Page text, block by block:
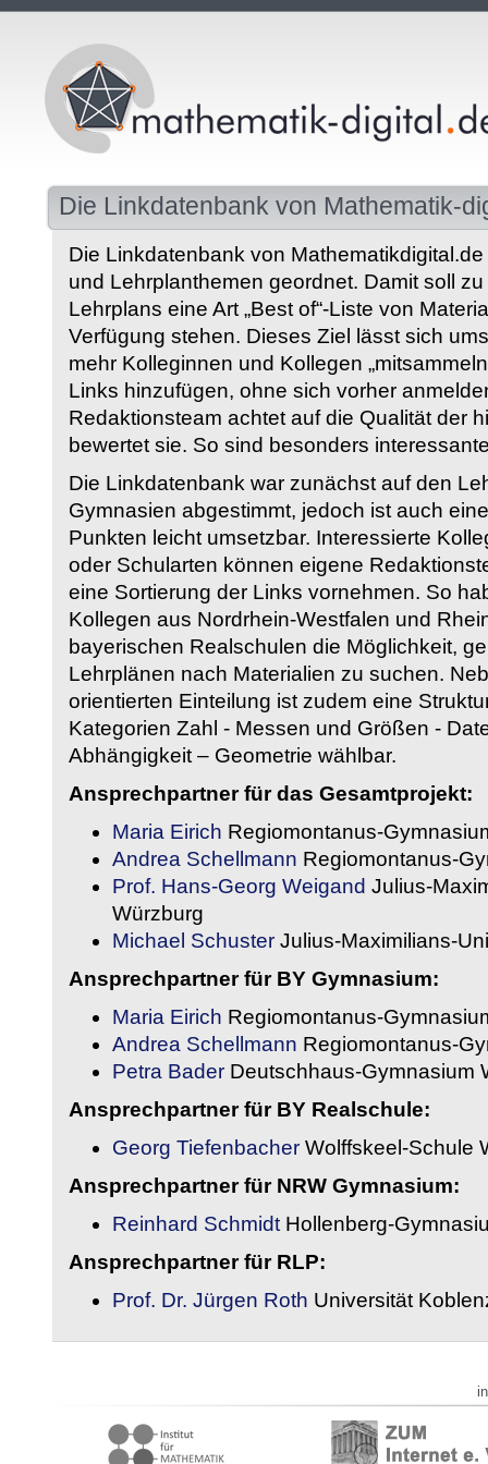
Die Linkdatenbank von Mathematik-
Die Linkdatenbank von
und Lehrplanthemen geordnet. Damit soll
Lehrplans eine Art „Best of“-Liste von
Verfügung stehen. Dieses Ziel lässt sich
mehr Kolleginnen und Kollegen
Links hinzufügen, ohne sich vorher
Redaktionsteam achtet auf die Qualität der
bewertet sie. So sind besonders
Die Linkdatenbank war zunächst auf den
Gymnasien abgestimmt, jedoch ist auch
Punkten leicht umsetzbar. Interessierte
oder Schularten können eigene
eine Sortierung der Links vornehmen. So
Kollegen aus Nordrhein-Westfalen und
bayerischen Realschulen die Möglichkeit,
Lehrplänen nach Materialien zu suchen.
orientierten Einteilung ist zudem eine
Kategorien Zahl - Messen und Größen -
Abhängigkeit – Geometrie wählbar.
Ansprechpartner für das Gesamtprojekt:
Maria Eirich Regiomontanus-
Andrea Schellmann Regiomontanus-
Prof. Hans-Georg Weigand Julius-
Würzburg
Michael Schuster Julius-Maximilians-
Ansprechpartner für BY Gymnasium:
Maria Eirich Regiomontanus-
Andrea Schellmann Regiomontanus-
Petra Bader Deutschhaus-Gymnasium
Ansprechpartner für BY Realschule:
Georg Tiefenbacher Wolffskeel-Schule
Ansprechpartner für NRW Gymnasium:
Reinhard Schmidt Hollenberg-
Ansprechpartner für RLP:
Prof. Dr. Jürgen Roth Universität